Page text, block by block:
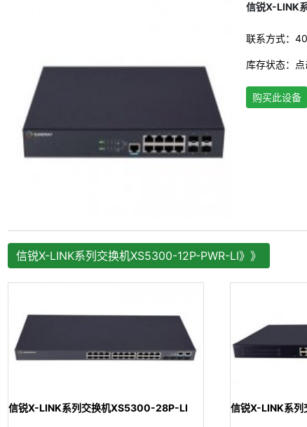
信锐X-LINK
联系方式：
库存状态：
购买此设备
信锐X-LINK系列交换机XS5300-12P-PWR-LI》》
信锐X-LINK系列交换机XS5300-28P-LI 信锐X-LINK系